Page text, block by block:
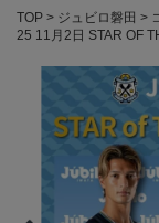
TOP ジュビロ磐田
25 11月2日 STAR OF